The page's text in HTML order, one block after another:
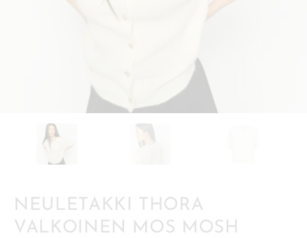
NEULETAKKI THORA
VALKOINEN MOS MOSH